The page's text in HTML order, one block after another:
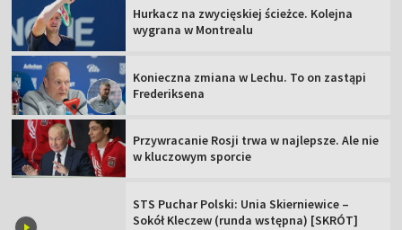
Hurkacz na zwycięskiej ścieżce. Kolejna
wygrana w Montrealu
Konieczna zmiana w Lechu. To on zastąpi
Frederiksena
Przywracanie Rosji trwa w najlepsze. Ale nie
w kluczowym sporcie
STS Puchar Polski: Unia Skierniewice –
Sokół Kleczew (runda wstępna) [SKRÓT]